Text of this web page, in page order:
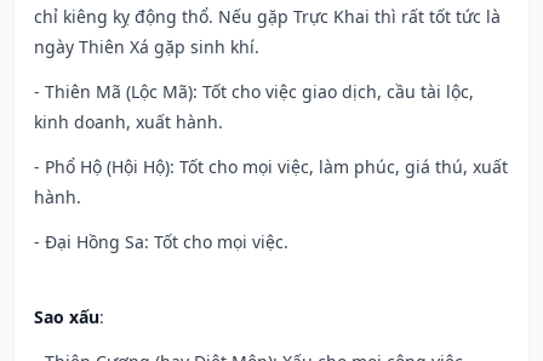
chỉ kiêng kỵ động thổ. Nếu gặp Trực Khai thì rất tốt tức là
ngày Thiên Xá gặp sinh khí.
- Thiên Mã (Lộc Mã): Tốt cho việc giao dịch, cầu tài lộc,
kinh doanh, xuất hành.
- Phổ Hộ (Hội Hộ): Tốt cho mọi việc, làm phúc, giá thú, xuất
hành.
- Đại Hồng Sa: Tốt cho mọi việc.
Sao xấu: